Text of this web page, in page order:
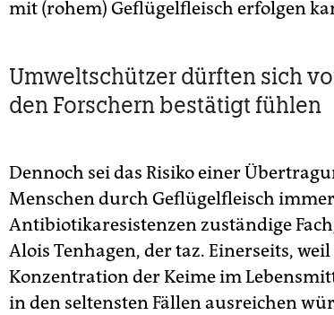
mit (rohem) Geflügelfleisch erfolgen
Umweltschützer dürften sich
den Forschern bestätigt fühlen
Dennoch sei das Risiko einer
Menschen durch Geflügelfleisch
Antibiotikaresistenzen zuständige
Alois Tenhagen, der taz. Einerseits,
Konzentration der Keime im
in den seltensten Fällen ausreichen